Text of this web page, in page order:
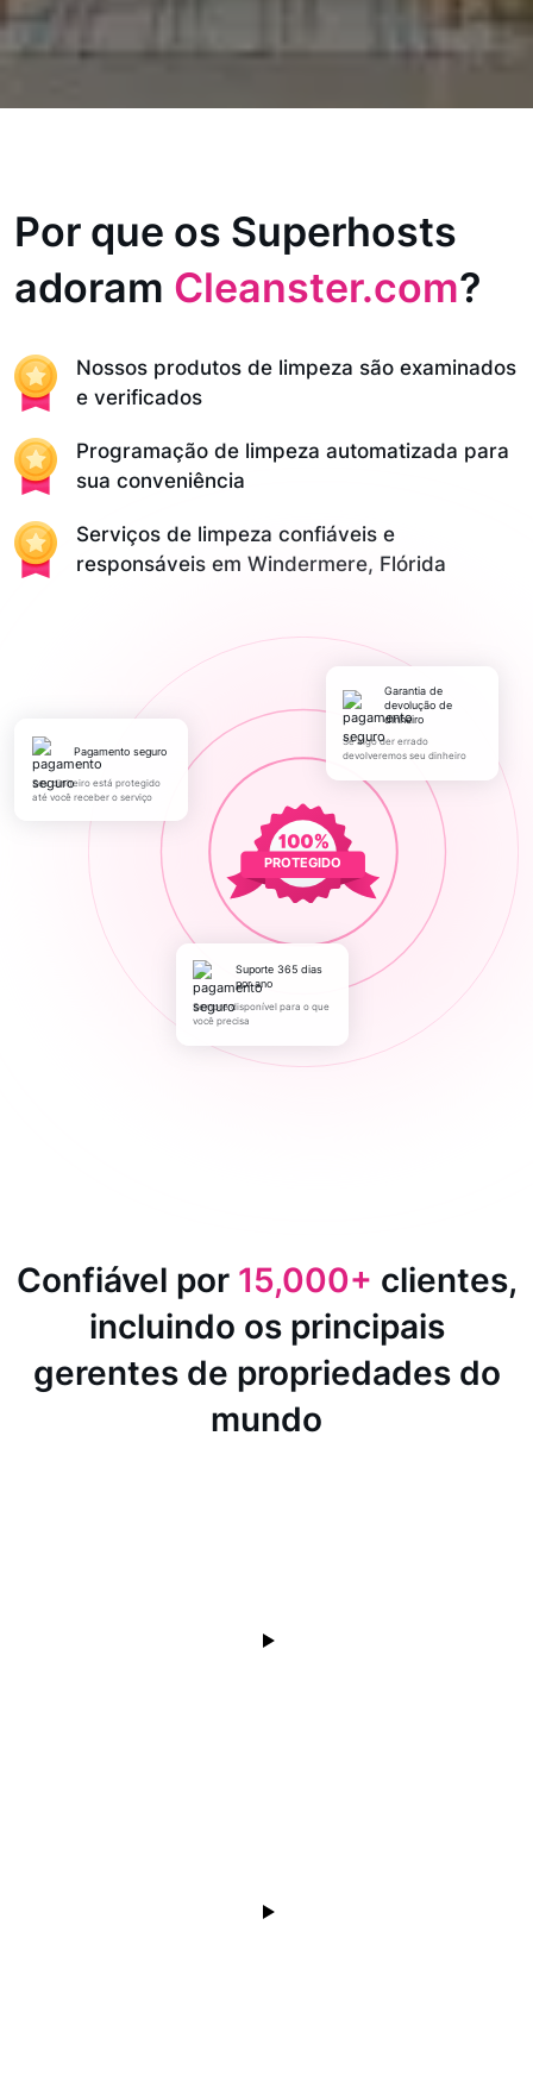
Por que os Superhosts
adoram Cleanster.com?
Nossos produtos de limpeza são examinados
e verificados
Programação de limpeza automatizada para
sua conveniência
Serviços de limpeza confiáveis e
responsáveis em Windermere, Flórida
PROTEGIDO
pagamento seguro
Seu dinheiro está protegido
até você receber o serviço
Garantia de
devolução de
dinheiro
Se algo der errado
devolveremos seu dinheiro
Suporte 365 dias
por ano
Sempre disponível para o que
você precisa
Confiável por 15,000+ clientes,
incluindo os principais
gerentes de propriedades do
mundo